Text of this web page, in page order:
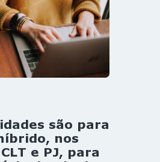
são para
nos
e PJ, para